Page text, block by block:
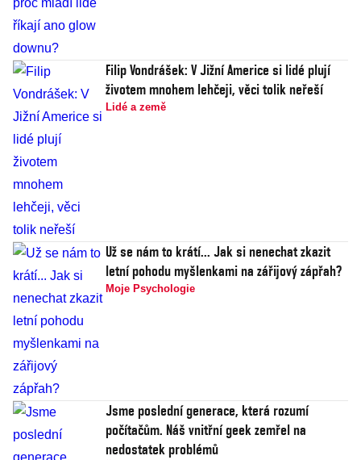
Filip Vondrášek: V Jižní Americe si lidé plují
životem mnohem lehčeji, věci tolik neřeší
Lidé a země
Už se nám to krátí... Jak si nenechat zkazit
letní pohodu myšlenkami na zářijový zápřah?
Moje Psychologie
Jsme poslední generace, která rozumí
počítačům. Náš vnitřní geek zemřel na
nedostatek problémů